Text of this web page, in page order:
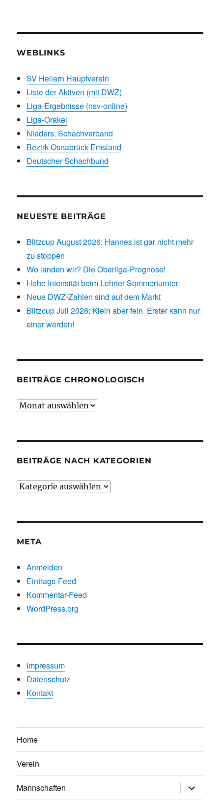
WEBLINKS
SV Hellern Hauptverein
Liste der Aktiven (mit DWZ)
Liga-Ergebnisse (nsv-online)
Liga-Orakel
Nieders. Schachverband
Bezirk Osnabrück-Emsland
Deutscher Schachbund
NEUESTE BEITRÄGE
Blitzcup August 2026: Hannes ist gar nicht mehr
zu stoppen
Wo landen wir? Die Oberliga-Prognose!
Hohe Intensität beim Lehrter Sommerturnier
Neue DWZ-Zahlen sind auf dem Markt
Blitzcup Juli 2026: Klein aber fein. Erster kann nur
einer werden!
BEITRÄGE CHRONOLOGISCH
Beiträge
BEITRÄGE NACH KATEGORIEN
Beiträge
META
Anmelden
Eintrags-Feed
Kommentar-Feed
WordPress.org
Impressum
Datenschutz
Kontakt
Home
Verein
Mannschaften
anzeigen